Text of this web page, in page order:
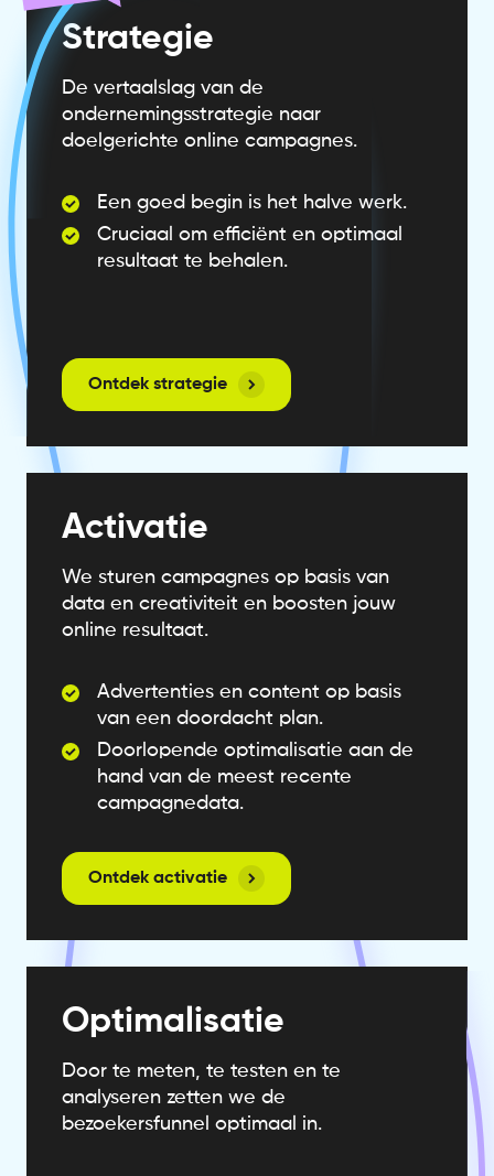
Strategie
De vertaalslag van de
ondernemingsstrategie naar
doelgerichte online campagnes.
Een goed begin is het halve werk.
Cruciaal om efficiënt en optimaal
resultaat te behalen.
Ontdek strategie
Activatie
We sturen campagnes op basis van
data en creativiteit en boosten jouw
online resultaat.
Advertenties en content op basis
van een doordacht plan.
Doorlopende optimalisatie aan de
hand van de meest recente
campagnedata.
Ontdek activatie
Optimalisatie
Door te meten, te testen en te
analyseren zetten we de
bezoekersfunnel optimaal in.